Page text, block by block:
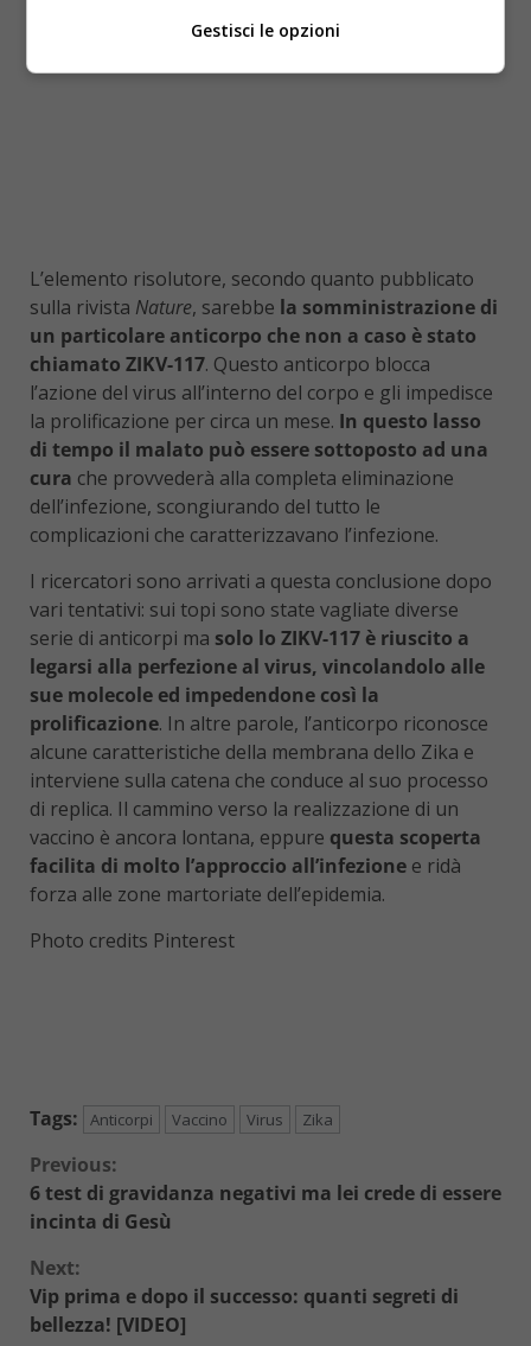
L’elemento risolutore, secondo quanto pubblicato
sulla rivista Nature, sarebbe la somministrazione di
un particolare anticorpo che non a caso è stato
chiamato ZIKV-117. Questo anticorpo blocca
l’azione del virus all’interno del corpo e gli impedisce
la prolificazione per circa un mese. In questo lasso
di tempo il malato può essere sottoposto ad una
cura che provvederà alla completa eliminazione
dell’infezione, scongiurando del tutto le
complicazioni che caratterizzavano l’infezione.
I ricercatori sono arrivati a questa conclusione dopo
vari tentativi: sui topi sono state vagliate diverse
serie di anticorpi ma solo lo ZIKV-117 è riuscito a
legarsi alla perfezione al virus, vincolandolo alle
sue molecole ed impedendone così la
prolificazione. In altre parole, l’anticorpo riconosce
alcune caratteristiche della membrana dello Zika e
interviene sulla catena che conduce al suo processo
di replica. Il cammino verso la realizzazione di un
vaccino è ancora lontana, eppure questa scoperta
facilita di molto l’approccio all’infezione e ridà
forza alle zone martoriate dell’epidemia.
Photo credits Pinterest
Tags: Anticorpi Vaccino Virus Zika
Continue
Reading
Previous:
6 test di gravidanza negativi ma lei crede di essere
incinta di Gesù
Next:
Vip prima e dopo il successo: quanti segreti di
bellezza! [VIDEO]
Gestisci le opzioni